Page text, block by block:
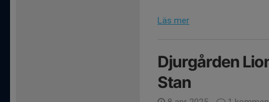
Läs mer
Djurgården
Stan